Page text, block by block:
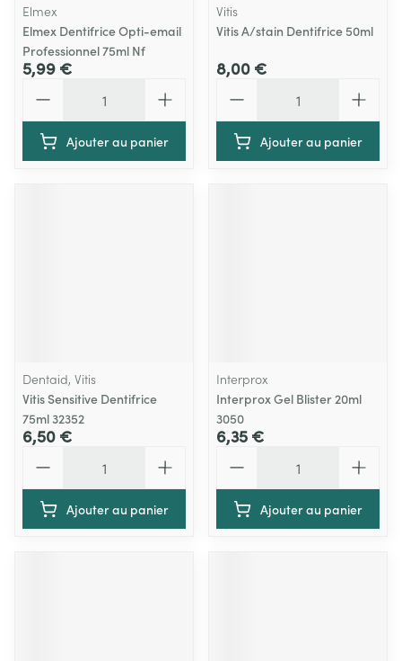
Elmex
Elmex Dentifrice Opti-email
Professionnel 75ml Nf
5,99 €
Ajouter au panier
Vitis
Vitis A/stain Dentifrice 50ml
8,00 €
Ajouter au panier
Dentaid, Vitis
Vitis Sensitive Dentifrice
75ml 32352
6,50 €
Ajouter au panier
Interprox
Interprox Gel Blister 20ml
3050
6,35 €
Ajouter au panier